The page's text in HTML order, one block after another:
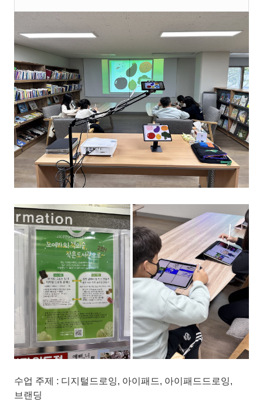
수업 주제 : 디지털드로잉, 아이패드, 아이패드드로잉,
브랜딩